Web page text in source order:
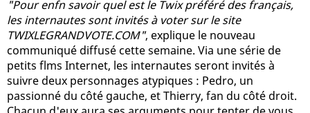
"Pour enfn savoir quel est le Twix préféré des français,
les internautes sont invités à voter sur le site
TWIXLEGRANDVOTE.COM", explique le nouveau
communiqué diffusé cette semaine. Via une série de
petits flms Internet, les internautes seront invités à
suivre deux personnages atypiques : Pedro, un
passionné du côté gauche, et Thierry, fan du côté droit.